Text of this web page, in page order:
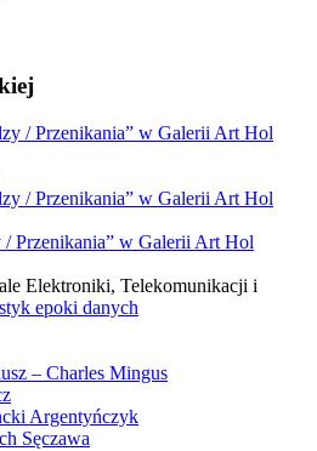
Przenikania” w Galerii Art Hol
Elektroniki, Telekomunikacji i
epoki danych
– Charles Mingus
Argentyńczyk
Sęczawa